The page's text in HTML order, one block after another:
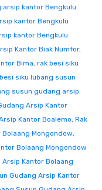
kantor Bengkulu
kantor Bengkulu
kantor Bengkulu
Kantor Biak Numfor,
Bima, rak besi siku
siku lubang susun
susun gudang arsip
Arsip Kantor
Kantor Boalemo, Rak
Mongondow,
Bolaang Mongondow
Arsip Kantor Bolaang
Gudang Arsip Kantor